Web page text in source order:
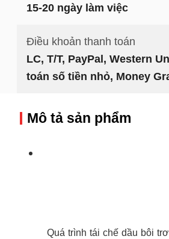
15-20 ngày làm việc
Điều khoản thanh toán
LC, T/T, PayPal, Western
toán số tiền nhỏ, Money
Mô tả sản phẩm
Quá trình tái chế dầu bôi